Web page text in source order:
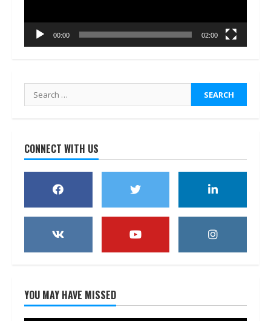
00:00 02:00
Search
for:
CONNECT WITH US
YOU MAY HAVE MISSED